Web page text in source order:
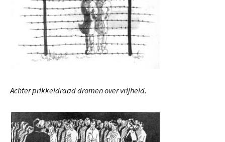
Achter prikkeldraad dromen over vrijheid.